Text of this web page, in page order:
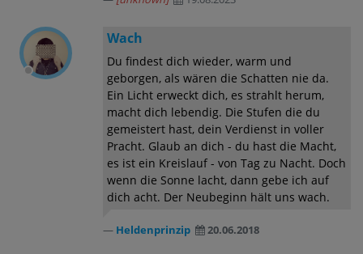
Wach
Du findest dich wieder, warm und
geborgen, als wären die Schatten nie da.
Ein Licht erweckt dich, es strahlt herum,
macht dich lebendig. Die Stufen die du
gemeistert hast, dein Verdienst in voller
Pracht. Glaub an dich - du hast die Macht,
es ist ein Kreislauf - von Tag zu Nacht. Doch
wenn die Sonne lacht, dann gebe ich auf
dich acht. Der Neubeginn hält uns wach.
Heldenprinzip 20.06.2018